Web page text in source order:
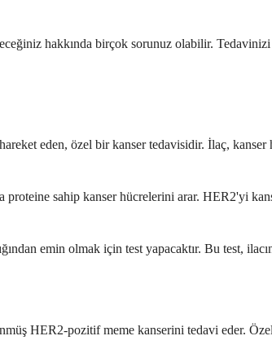
hakkında birçok sorunuz olabilir.
eden, özel bir kanser tedavisidir. İlaç,
sahip kanser hücrelerini arar. HER2'yi
emin olmak için test yapacaktır. Bu test,
HER2-pozitif meme kanserini tedavi eder.